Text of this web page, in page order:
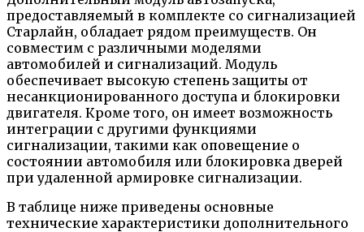
предоставляемый в комплекте со сигнализацией
Старлайн, обладает рядом преимуществ. Он
совместим с различными моделями
автомобилей и сигнализаций. Модуль
обеспечивает высокую степень защиты от
несанкционированного доступа и блокировки
двигателя. Кроме того, он имеет возможность
интеграции с другими функциями
сигнализации, такими как оповещение о
состоянии автомобиля или блокировка дверей
при удаленной армировке сигнализации.
В таблице ниже приведены основные
технические характеристики дополнительного